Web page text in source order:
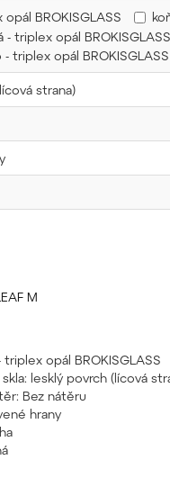
BROKISGLASS
triplex opál BROKISGLASS
triplex opál BROKISGLASS
strana)
M
triplex opál BROKISGLASS
lesklý povrch (lícová
Bez nátěru
hrany